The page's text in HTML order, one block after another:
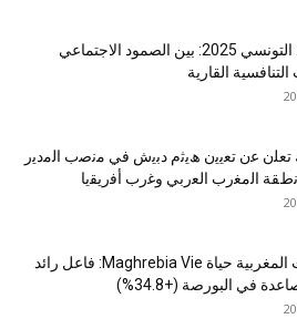
الاقتصاد التونسي 2025: بين الصمود الاجتماعي
القارية
ﺗﻌﻠن ﻋن ﺗﻌﯾﯾن ھﯾﺛم دﺑﯾش ﻓﻲ ﻣﻧﺻب اﻟﻣدﯾر
اﻟﻣﻐرب اﻟﻌرﺑﻲ وﻏرب أﻓرﯾﻘﯾﺎ
التأمينات المغربية حياة Maghrebia Vie: فاعل رائد
في البورصة (+34.8%)